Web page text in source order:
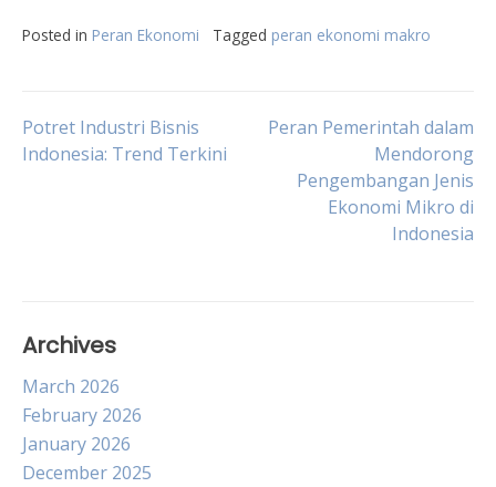
Posted in Peran Ekonomi Tagged peran ekonomi makro
Post
Potret Industri Bisnis
Indonesia: Trend Terkini
Peran Pemerintah dalam
Mendorong
Pengembangan Jenis
Ekonomi Mikro di
Indonesia
Archives
March 2026
February 2026
January 2026
December 2025